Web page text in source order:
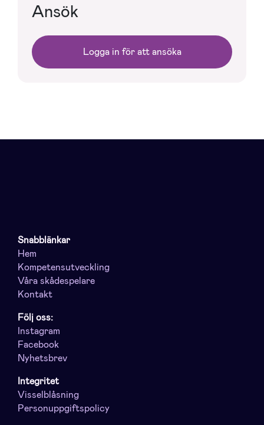
Ansök
Logga in för att ansöka
Snabblänkar
Hem
Kompetensutveckling
Våra skådespelare
Kontakt
Följ oss:
Instagram
Facebook
Nyhetsbrev
Integritet
Visselblåsning
Personuppgiftspolicy